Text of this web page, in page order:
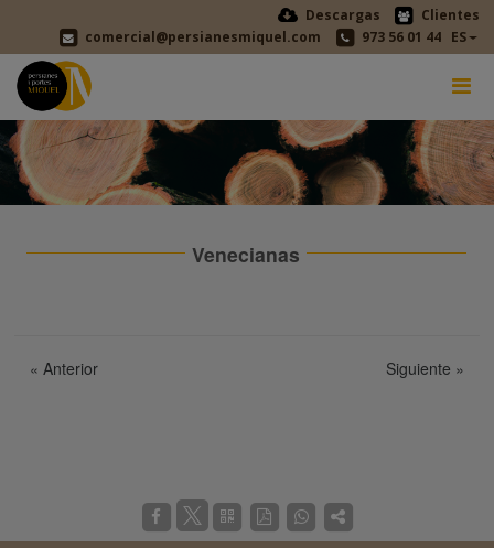
Descargas
Clientes
comercial@persianesmiquel.com
973 56 01 44 ES
Venecianas
«Anterior Siguiente »